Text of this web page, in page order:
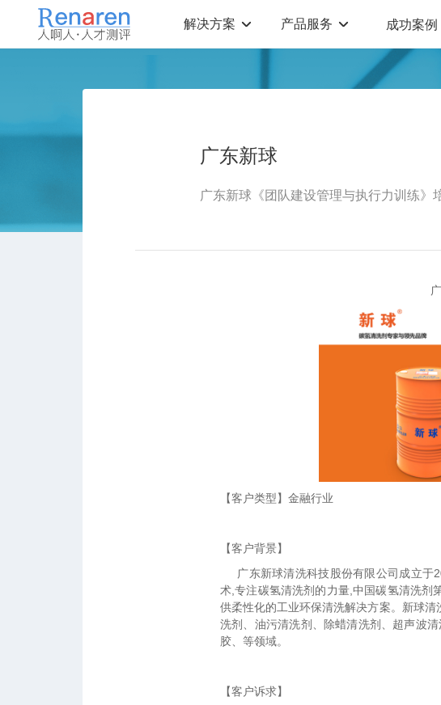
解决方案
人才盘点
产品服务
青年干部能力测评
成功案例
广东新球
广东新球《团队建设管理与执行力训练》
【客户类型】金融行业
【客户背景】
广东新球清洗科技股份有限公司成立于
术,专注碳氢清洗剂的力量,中国碳氢清洗剂
供柔性化的工业环保清洗解决方案。新球
洗剂、油污清洗剂、除蜡清洗剂、超声波
胶、等领域。
【客户诉求】